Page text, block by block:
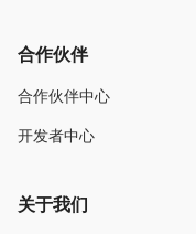
合作伙伴
合作伙伴中心
开发者中心
关于我们